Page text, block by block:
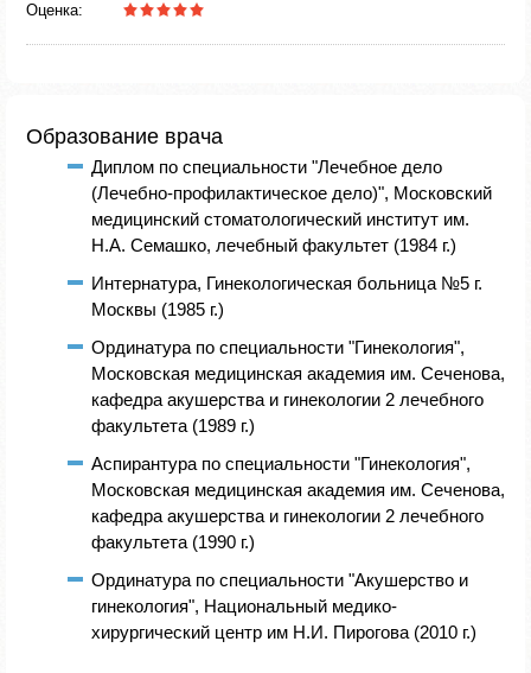
Оценка:
Образование врача
Диплом по специальности "Лечебное дело
(Лечебно-профилактическое дело)", Московский
медицинский стоматологический институт им.
Н.А. Семашко, лечебный факультет (1984 г.)
Интернатура, Гинекологическая больница №5 г.
Москвы (1985 г.)
Ординатура по специальности "Гинекология",
Московская медицинская академия им. Сеченова,
кафедра акушерства и гинекологии 2 лечебного
факультета (1989 г.)
Аспирантура по специальности "Гинекология",
Московская медицинская академия им. Сеченова,
кафедра акушерства и гинекологии 2 лечебного
факультета (1990 г.)
Ординатура по специальности "Акушерство и
гинекология", Национальный медико-
хирургический центр им Н.И. Пирогова (2010 г.)